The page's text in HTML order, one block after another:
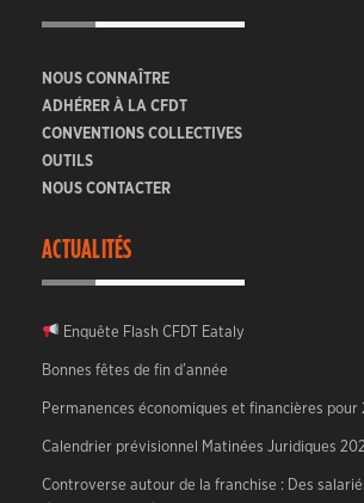
NOUS CONNAÎTRE
ADHÉRER À LA CFDT
CONVENTIONS COLLECTIVES
OUTILS
NOUS CONTACTER
ACTUALITÉS
Enquête Flash CFDT Eataly
Bonnes fêtes de fin d’année
Permanences économiques et financières pour
Calendrier prévisionnel Matinées Juridiques
Controverse autour de la franchise : Des